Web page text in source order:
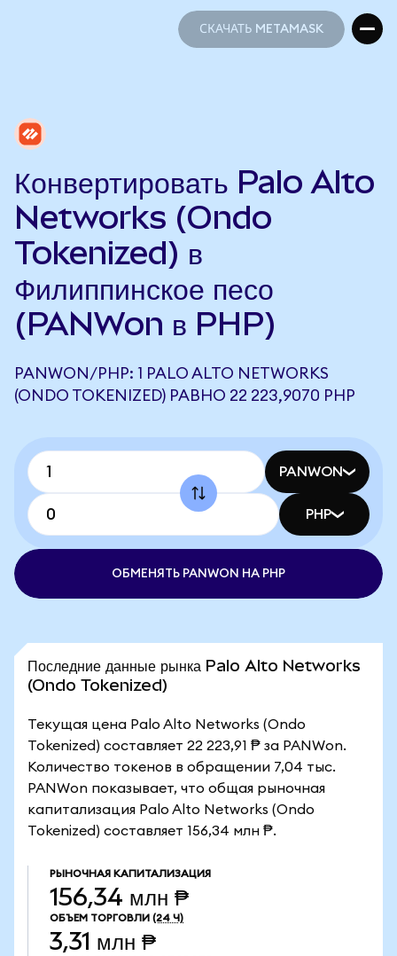
СКАЧАТЬ METAMASK
Конвертировать Palo Alto
Networks (Ondo
Tokenized) в
Филиппинское песо
(PANWon в PHP)
PANWON/PHP: 1 PALO ALTO NETWORKS
(ONDO TOKENIZED) РАВНО 22 223,9070 PHP
PANWON
PHP
ОБМЕНЯТЬ PANWON НА PHP
Последние данные рынка Palo Alto Networks
(Ondo Tokenized)
Текущая цена Palo Alto Networks (Ondo
Tokenized) составляет 22 223,91 ₱ за PANWon.
Количество токенов в обращении 7,04 тыс.
PANWon показывает, что общая рыночная
капитализация Palo Alto Networks (Ondo
Tokenized) составляет 156,34 млн ₱.
РЫНОЧНАЯ КАПИТАЛИЗАЦИЯ
156,34 млн ₱
ОБЪЕМ ТОРГОВЛИ (24 Ч)
3,31 млн ₱